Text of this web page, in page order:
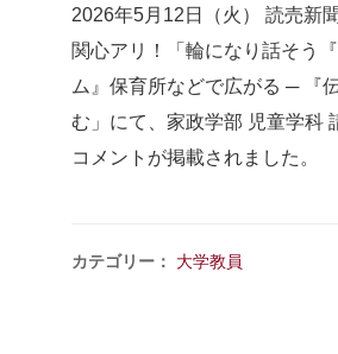
2026年5月12日（火） 読売新
関心アリ！「輪になり話そう
ム』保育所などで広がる ─ 『
む」にて、家政学部 児童学科
コメントが掲載されました。
カテゴリー： 大学教員